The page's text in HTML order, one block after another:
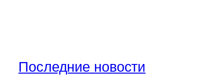
Последние новости